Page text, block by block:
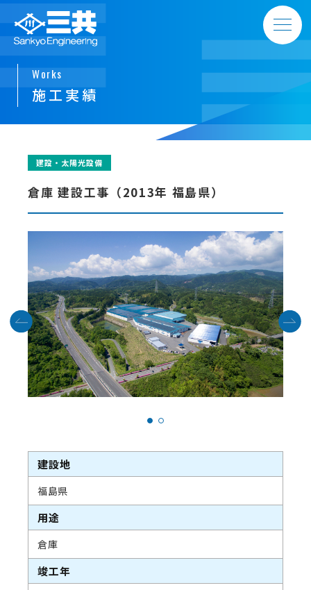
Works
施工実績
建設・太陽光設備
倉庫 建設工事（2013年 福島県）
建設地
福島県
用途
倉庫
竣工年